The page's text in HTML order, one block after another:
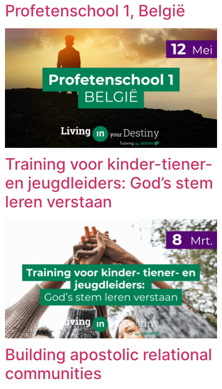
Profetenschool 1, België
Training voor kinder-tiener-
en jeugdleiders: God’s stem
leren verstaan
Building apostolic relational
communities